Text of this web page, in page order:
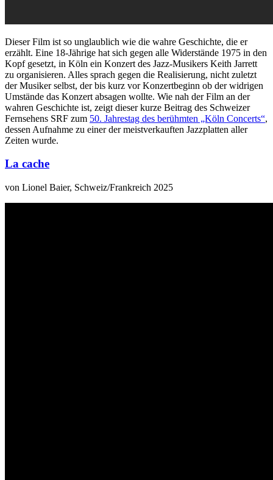
Dieser Film ist so unglaublich wie die wahre Geschichte, die er
erzählt. Eine 18-Jährige hat sich gegen alle Widerstände 1975 in den
Kopf gesetzt, in Köln ein Konzert des Jazz-Musikers Keith Jarrett
zu organisieren. Alles sprach gegen die Realisierung, nicht zuletzt
der Musiker selbst, der bis kurz vor Konzertbeginn ob der widrigen
Umstände das Konzert absagen wollte. Wie nah der Film an der
wahren Geschichte ist, zeigt dieser kurze Beitrag des Schweizer
Fernsehens SRF zum 50. Jahrestag des berühmten „Köln Concerts“,
dessen Aufnahme zu einer der meistverkauften Jazzplatten aller
Zeiten wurde.
La cache
von Lionel Baier, Schweiz/Frankreich 2025